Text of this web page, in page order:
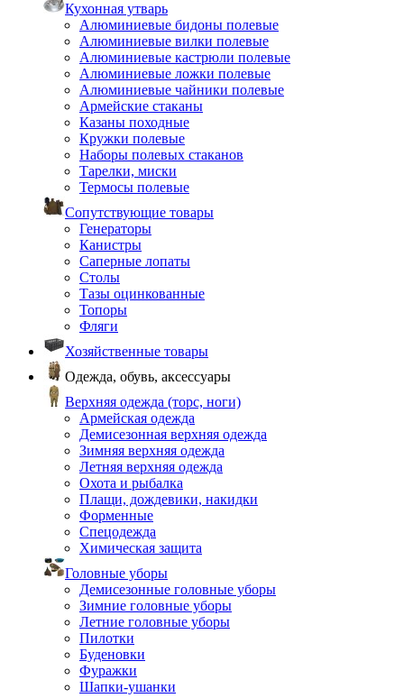
Кухонная утварь
Алюминиевые бидоны полевые
Алюминиевые вилки полевые
Алюминиевые кастрюли полевые
Алюминиевые ложки полевые
Алюминиевые чайники полевые
Армейские стаканы
Казаны походные
Кружки полевые
Наборы полевых стаканов
Тарелки, миски
Термосы полевые
Сопутствующие товары
Генераторы
Канистры
Саперные лопаты
Столы
Тазы оцинкованные
Топоры
Фляги
Хозяйственные товары
Одежда, обувь, аксессуары
Верхняя одежда (торс, ноги)
Армейская одежда
Демисезонная верхняя одежда
Зимняя верхняя одежда
Летняя верхняя одежда
Охота и рыбалка
Плащи, дождевики, накидки
Форменные
Спецодежда
Химическая защита
Головные уборы
Демисезонные головные уборы
Зимние головные уборы
Летние головные уборы
Пилотки
Буденовки
Фуражки
Шапки-ушанки